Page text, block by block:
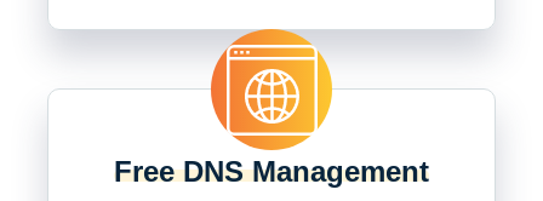
Free DNS Management